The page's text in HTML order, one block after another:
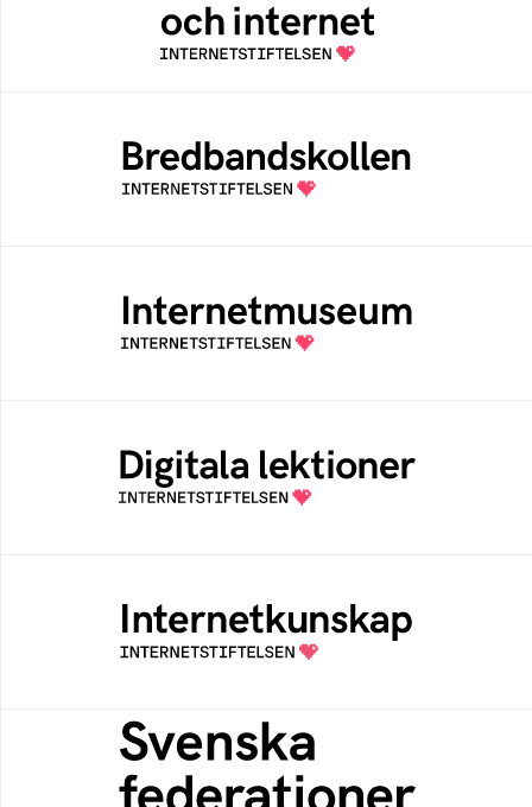
En årlig studie av svenska folkets
internetvanor
Bredbandskollen är ett oberoende
konsumentverktyg som drivs av
Internetstiftelsen
Ett digitalt museum som byggts, och kureras
av Internetstiftelsen
Öppen digital lärresurs med färdiga lektioner
för alla stadier i grundskolan
Samlad kunskap som hjälper dig att bli en
säker och medveten internetanvändare
Svenska federationer
Grunden för medlemskap i en sektors- eller
kontextspecifik federation